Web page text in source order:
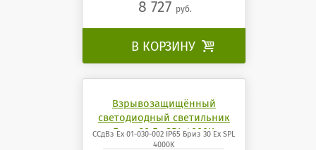
8 727 руб.
В КОРЗИНУ 
Взрывозащищённый
светодиодный светильник
Бриз 30 Ех SPL 4000K
ССдВз Ех 01-030-002 IP65 Бриз 30 Ех SPL
4000K